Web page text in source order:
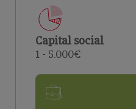
Capital social
1 - 5.000€